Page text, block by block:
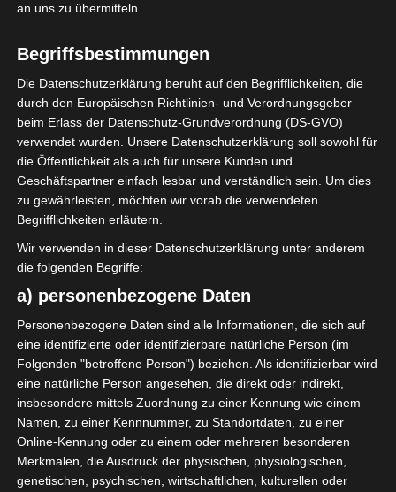
Geburtstag
GESAMTE STATISTIK
Ligue 1 Pro (Tunesien)
2022/2023 1
90′
2021/2022 1
2
2 0 180′ 1 0
Gesamt:
2 2 0 180′ 1 0 0 0 (0) 0
LETZTE BEGEGNUNGEN
Datum Ergebnis
Meisterschaft Tunesien 2022/2023
an uns zu übermitteln.
Begriffsbestimmungen
Die Datenschutzerklärung beruht auf den Begrifflichkeiten, die
durch den Europäischen Richtlinien- und Verordnungsgeber
beim Erlass der Datenschutz-Grundverordnung (DS-GVO)
verwendet wurden. Unsere Datenschutzerklärung soll sowohl für
die Öffentlichkeit als auch für unsere Kunden und
Geschäftspartner einfach lesbar und verständlich sein. Um dies
zu gewährleisten, möchten wir vorab die verwendeten
Begrifflichkeiten erläutern.
Wir verwenden in dieser Datenschutzerklärung unter anderem
die folgenden Begriffe:
a) personenbezogene Daten
Personenbezogene Daten sind alle Informationen, die sich auf
eine identifizierte oder identifizierbare natürliche Person (im
Folgenden "betroffene Person") beziehen. Als identifizierbar wird
eine natürliche Person angesehen, die direkt oder indirekt,
insbesondere mittels Zuordnung zu einer Kennung wie einem
Namen, zu einer Kennnummer, zu Standortdaten, zu einer
Online-Kennung oder zu einem oder mehreren besonderen
Merkmalen, die Ausdruck der physischen, physiologischen,
genetischen, psychischen, wirtschaftlichen, kulturellen oder